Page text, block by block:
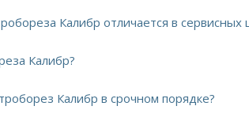
Калибр отличается в сервисных
Калибр?
Калибр в срочном порядке?